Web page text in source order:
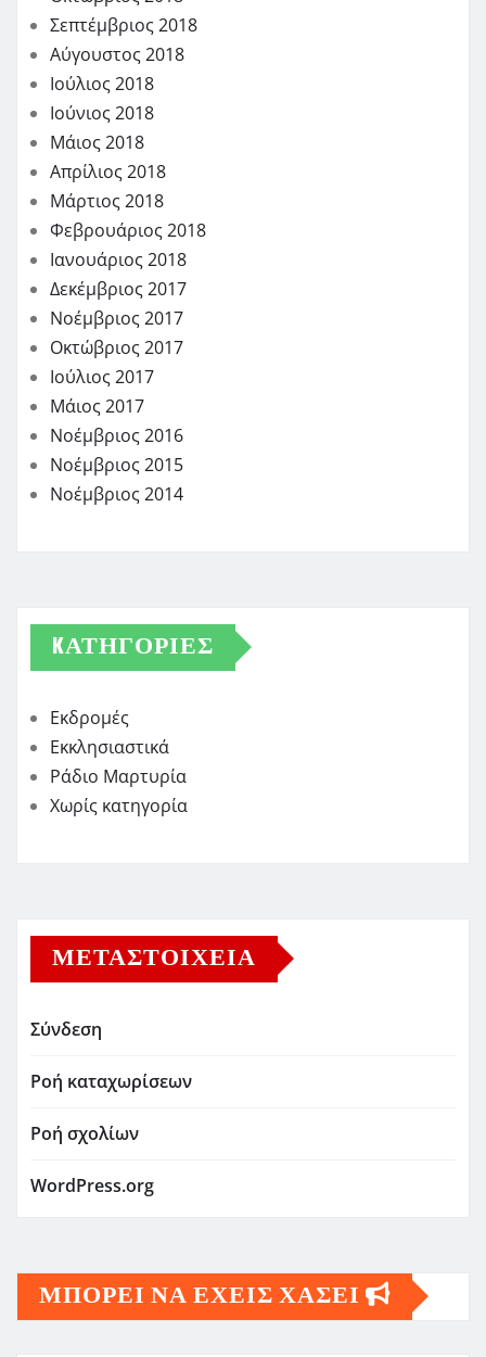
Σεπτέμβριος 2018
Αύγουστος 2018
Ιούλιος 2018
Ιούνιος 2018
Μάιος 2018
Απρίλιος 2018
Μάρτιος 2018
Φεβρουάριος 2018
Ιανουάριος 2018
Δεκέμβριος 2017
Νοέμβριος 2017
Οκτώβριος 2017
Ιούλιος 2017
Μάιος 2017
Νοέμβριος 2016
Νοέμβριος 2015
Νοέμβριος 2014
KΑΤΗΓΟΡΊΕΣ
Εκδρομές
Εκκλησιαστικά
Ράδιο Μαρτυρία
Χωρίς κατηγορία
ΜΕΤΑΣΤΟΙΧΕΊΑ
Σύνδεση
Ροή καταχωρίσεων
Ροή σχολίων
WordPress.org
ΜΠΟΡΕΙ ΝΑ ΕΧΕΙΣ ΧΑΣΕΙ